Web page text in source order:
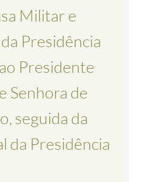
Militar e
Presidência
Presidente
Senhora de
seguida da
da Presidência